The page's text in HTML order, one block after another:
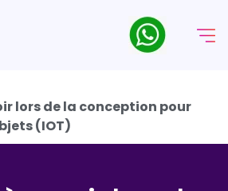
lors de la conception pour
(IOT)